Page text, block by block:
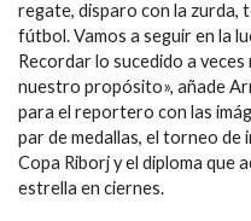
regate, disparo con la zurda,
fútbol. Vamos a seguir en la
Recordar lo sucedido a
nuestro propósito», añade
para el reportero con las
par de medallas, el torneo de
Copa Riborj y el diploma que
estrella en ciernes.